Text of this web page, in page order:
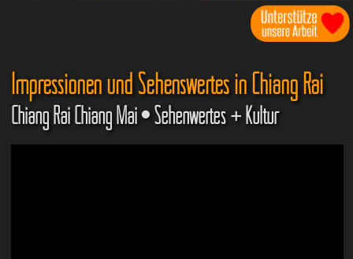
Impressionen und Sehenswertes in Chiang Rai
Chiang Rai Chiang Mai • Sehenwertes + Kultur